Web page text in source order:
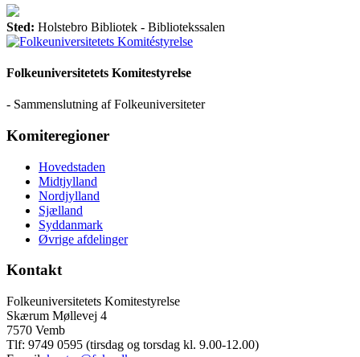
Sted: Holstebro Bibliotek - Bibliotekssalen
Folkeuniversitetets Komitestyrelse
- Sammenslutning af Folkeuniversiteter
Komiteregioner
Hovedstaden
Midtjylland
Nordjylland
Sjælland
Syddanmark
Øvrige afdelinger
Kontakt
Folkeuniversitetets Komitestyrelse
Skærum Møllevej 4
7570 Vemb
Tlf: 9749 0595 (tirsdag og torsdag kl. 9.00-12.00)